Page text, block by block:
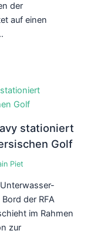
der
auf einen
stationiert
Golf
Piet
der RFA
im Rahmen
zur